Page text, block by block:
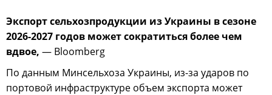
Экспорт сельхозпродукции из Украины в сезоне
2026-2027 годов может сократиться более чем
вдвое, — Bloomberg
По данным Минсельхоза Украины, из-за ударов по
портовой инфраструктуре объем экспорта может